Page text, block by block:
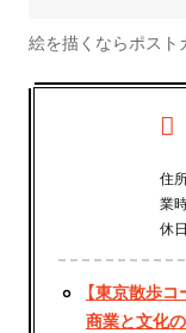
絵を描くならポスト
住
業
休
【東京散歩
商業と文化